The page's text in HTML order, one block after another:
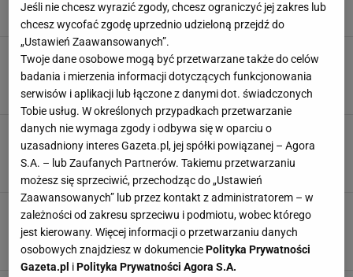
KANAPKI NEWS PASTA
Lepsze jajka nie istnieją. Ugotuj je bez
skorupki, ale nie zapomnij o occie
JAJKA JAJKA PO BENEDYKTYŃSKU NEWS
Te jajka aż proszą o to, by je zjeść. Raz
spróbujesz i zapomnisz o innych śniadaniach
DANIA Z JAJEK JAJKA NEWS
Naleśniki z mascarpone. Sprawdź te przepisy, a
nudne śniadania znikną z Twojego stołu!
MASCARPONE NALEŚNIKI NEWS
Jeśli nie chcesz wyrazić zgody, chcesz ograniczyć jej zakres lub
chcesz wycofać zgodę uprzednio udzieloną przejdź do
„Ustawień Zaawansowanych”.
Twoje dane osobowe mogą być przetwarzane także do celów
badania i mierzenia informacji dotyczących funkcjonowania
serwisów i aplikacji lub łączone z danymi dot. świadczonych
Tobie usług. W określonych przypadkach przetwarzanie
danych nie wymaga zgody i odbywa się w oparciu o
uzasadniony interes Gazeta.pl, jej spółki powiązanej – Agora
S.A. – lub Zaufanych Partnerów. Takiemu przetwarzaniu
możesz się sprzeciwić, przechodząc do „Ustawień
Zaawansowanych” lub przez kontakt z administratorem – w
zależności od zakresu sprzeciwu i podmiotu, wobec którego
jest kierowany. Więcej informacji o przetwarzaniu danych
osobowych znajdziesz w dokumenciePolityka Prywatności
Gazeta.pl iPolityka Prywatności Agora S.A.